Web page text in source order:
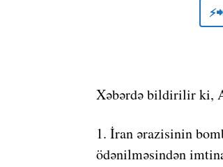
Xəbərdə bildirilir ki,
1. İran ərazisinin
ödənilməsindən